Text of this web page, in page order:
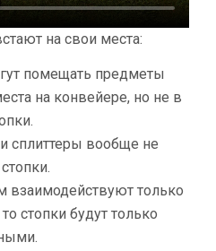
на свои места:
помещать предметы
на конвейере, но не в
сплиттеры вообще не
взаимодействуют только
стопки будут только